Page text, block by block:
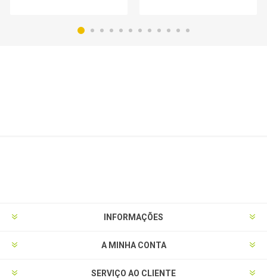
INFORMAÇÕES
A MINHA CONTA
SERVIÇO AO CLIENTE